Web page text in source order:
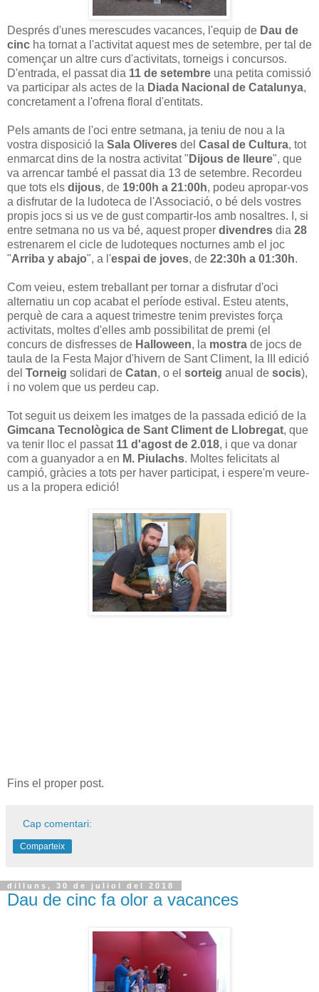
Després d'unes merescudes vacances, l'equip de Dau de
cinc ha tornat a l'activitat aquest mes de setembre, per tal de
començar un altre curs d'activitats, torneigs i concursos.
D'entrada, el passat dia 11 de setembre una petita comissió
va participar als actes de la Diada Nacional de Catalunya,
concretament a l'ofrena floral d'entitats.
Pels amants de l'oci entre setmana, ja teniu de nou a la
vostra disposició la Sala Oliveres del Casal de Cultura, tot
enmarcat dins de la nostra activitat " Dijous de lleure", que
va arrencar també el passat dia 13 de setembre. Recordeu
que tots els dijous, de 19:00h a 21:00h, podeu apropar-vos
a disfrutar de la ludoteca de l'Associació, o bé dels vostres
propis jocs si us ve de gust compartir-los amb nosaltres. I, si
entre setmana no us va bé, aquest proper divendres dia 28
estrenarem el cicle de ludoteques nocturnes amb el joc
"Arriba y abajo", a l'espai de joves, de 22:30h a 01:30h.
Com veieu, estem treballant per tornar a disfrutar d'oci
alternatiu un cop acabat el període estival. Esteu atents,
perquè de cara a aquest trimestre tenim previstes força
activitats, moltes d'elles amb possibilitat de premi (el
concurs de disfresses de Halloween, la mostra de jocs de
taula de la Festa Major d'hivern de Sant Climent, la III edició
del Torneig solidari de Catan, o el sorteig anual de socis),
i no volem que us perdeu cap.
Tot seguit us deixem les imatges de la passada edició de la
Gimcana Tecnològica de Sant Climent de Llobregat, que
va tenir lloc el passat 11 d'agost de 2.018, i que va donar
com a guanyador a en M. Piulachs. Moltes felicitats al
campió, gràcies a tots per haver participat, i espere'm veure-
us a la propera edició!
Fins el proper post.
Cap comentari:
Comparteix
dilluns, 30 de juliol del 2018
Dau de cinc fa olor a vacances